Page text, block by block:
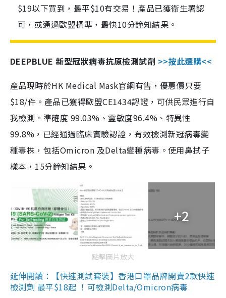
$19以下買到，最平$10有交易！產品已獲衛生署認
可，或通過歐盟標準，最快10分鐘知結果。
DEEPBLUE 新型冠狀病毒抗原檢測試劑 >>按此選購<<
產品現時於HK Medical Mask官網有售，優惠價只要
$18/件。產品已獲得歐盟CE1434認證，可供民眾進行自
我檢測。準確度 99.03%、靈敏度96.4%、特異性
99.8%，已經通過臨床實驗認證，有效檢測新冠病毒變
種毒株，包括Omicron 及Delta變種病毒。使用鼻拭子
樣本，15分鐘知結果。
+2
點擊圖片放大
延伸閱讀：【快速測試套裝】香港口罩品牌開賣2款快速
檢測劑 最平$18起 ！可檢測Delta/Omicron病毒